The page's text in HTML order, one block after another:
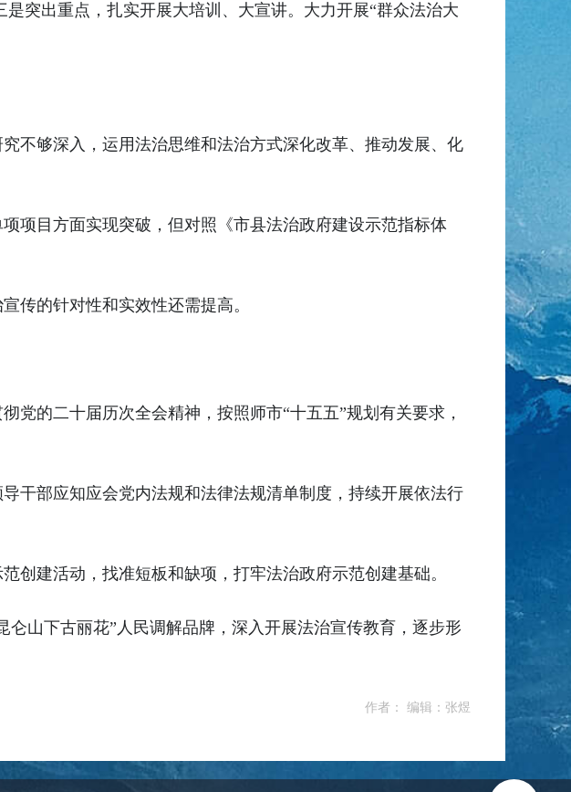
突出重点，扎实开展大培训、大宣讲。大力开展“群众法治大
不够深入，运用法治思维和法治方式深化改革、推动发展、化
项目方面实现突破，但对照《市县法治政府建设示范指标体
传的针对性和实效性还需提高。
党的二十届历次全会精神，按照师市“十五五”规划有关要求，
干部应知应会党内法规和法律法规清单制度，持续开展依法行
创建活动，找准短板和缺项，打牢法治政府示范创建基础。
仑山下古丽花”人民调解品牌，深入开展法治宣传教育，逐步形
作者： 编辑：张煜